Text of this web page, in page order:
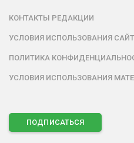
КОНТАКТЫ РЕДАКЦИИ
УСЛОВИЯ ИСПОЛЬЗОВАНИЯ
ПОЛИТИКА
УСЛОВИЯ ИСПОЛЬЗОВАНИЯ
ПОДПИСАТЬСЯ